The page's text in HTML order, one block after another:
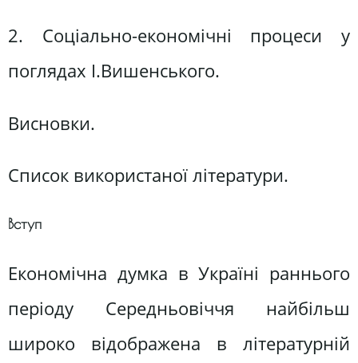
2. Соціально-економічні процеси у
поглядах І.Вишенського.
Висновки.
Список використаної літератури.
Вступ
Економічна думка в Україні раннього
періоду Середньовіччя найбільш
широко відображена в літературній